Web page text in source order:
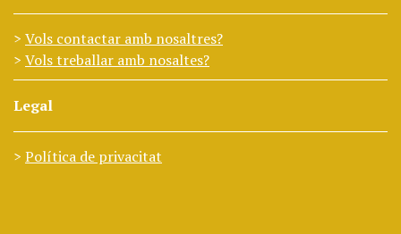
Vols contactar amb nosaltres?
Vols treballar amb nosaltes?
Legal
Política de privacitat